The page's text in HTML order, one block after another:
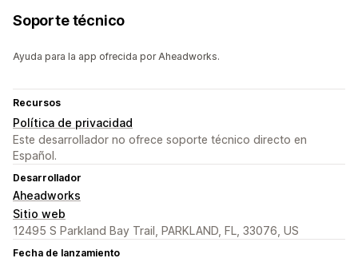
Soporte técnico
Ayuda para la app ofrecida por Aheadworks.
Recursos
Política de privacidad
Este desarrollador no ofrece soporte técnico directo en
Español.
Desarrollador
Aheadworks
Sitio web
12495 S Parkland Bay Trail, PARKLAND, FL, 33076, US
Fecha de lanzamiento